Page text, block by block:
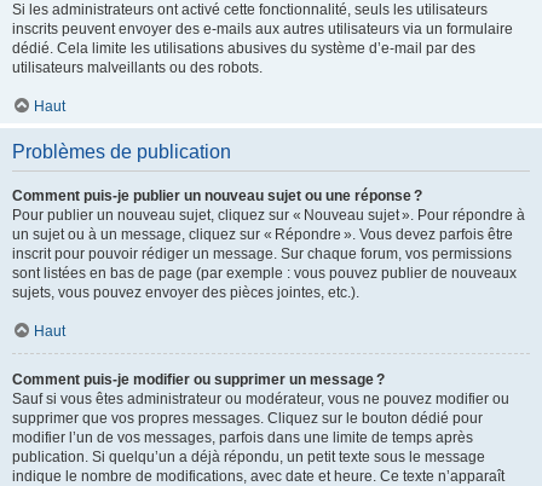
Si les administrateurs ont activé cette fonctionnalité, seuls les utilisateurs
inscrits peuvent envoyer des e-mails aux autres utilisateurs via un formulaire
dédié. Cela limite les utilisations abusives du système d’e-mail par des
utilisateurs malveillants ou des robots.
Haut
Problèmes de publication
Comment puis-je publier un nouveau sujet ou une réponse ?
Pour publier un nouveau sujet, cliquez sur « Nouveau sujet ». Pour répondre à
un sujet ou à un message, cliquez sur « Répondre ». Vous devez parfois être
inscrit pour pouvoir rédiger un message. Sur chaque forum, vos permissions
sont listées en bas de page (par exemple : vous pouvez publier de nouveaux
sujets, vous pouvez envoyer des pièces jointes, etc.).
Haut
Comment puis-je modifier ou supprimer un message ?
Sauf si vous êtes administrateur ou modérateur, vous ne pouvez modifier ou
supprimer que vos propres messages. Cliquez sur le bouton dédié pour
modifier l’un de vos messages, parfois dans une limite de temps après
publication. Si quelqu’un a déjà répondu, un petit texte sous le message
indique le nombre de modifications, avec date et heure. Ce texte n’apparaît